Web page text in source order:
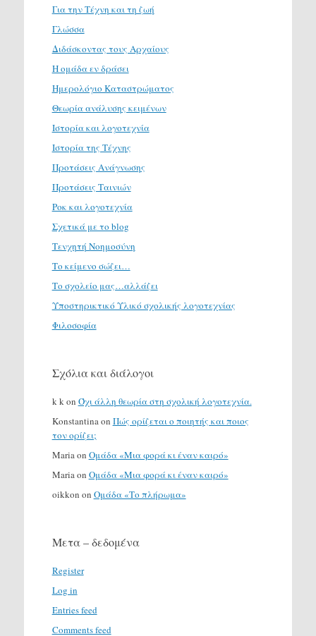
Για την Τέχνη και τη ζωή
Γλώσσα
Διδάσκοντας τους Αρχαίους
Η ομάδα εν δράσει
Ημερολόγιο Καταστρώματος
Θεωρία ανάλυσης κειμένων
Ιστορία και λογοτεχνία
Ιστορία της Τέχνης
Προτάσεις Ανάγνωσης
Προτάσεις Ταινιών
Ροκ και λογοτεχνία
Σχετικά με το blog
Τενχητή Νοημοσύνη
Το κείμενο σώζει…
Το σχολείο μας…αλλάζει
Υποστηρικτικό Υλικό σχολικής λογοτεχνίας
Φιλοσοφία
Σχόλια και διάλογοι
k k on Όχι άλλη θεωρία στη σχολική λογοτεχνία.
Konstantina on Πώς ορίζεται ο ποιητής και ποιος
τον ορίζει;
Maria on Ομάδα «Μια φορά κι έναν καιρό»
Maria on Ομάδα «Μια φορά κι έναν καιρό»
oikkon on Ομάδα «Το πλήρωμα»
Μετα – δεδομένα
Register
Log in
Entries feed
Comments feed